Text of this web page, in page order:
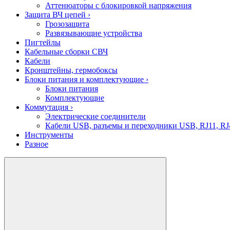
Аттенюаторы с блокировкой напряжения
Защита ВЧ цепей ›
Грозозащита
Развязывающие устройства
Пигтейлы
Кабельные сборки СВЧ
Кабели
Кронштейны, гермобоксы
Блоки питания и комплектующие ›
Блоки питания
Комплектующие
Коммутация ›
Электрические соединители
Кабели USB, разъемы и переходники USB, RJ11,
Инструменты
Разное